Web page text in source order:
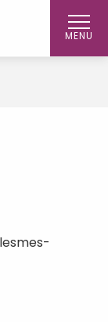
MENU